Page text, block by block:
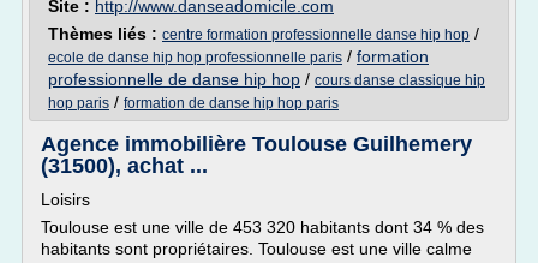
Site : http://www.danseadomicile.com
Thèmes liés : centre formation professionnelle danse hip hop /
ecole de danse hip hop professionnelle paris / formation
professionnelle de danse hip hop / cours danse classique hip
hop paris / formation de danse hip hop paris
Agence immobilière Toulouse Guilhemery
(31500), achat ...
Loisirs
Toulouse est une ville de 453 320 habitants dont 34 % des
habitants sont propriétaires. Toulouse est une ville calme